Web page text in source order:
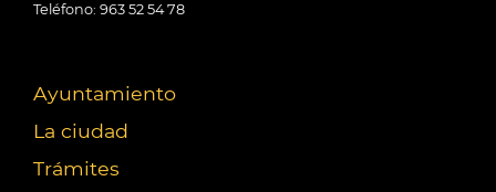
Teléfono: 963 52 54 78
Ayuntamiento
La ciudad
Trámites